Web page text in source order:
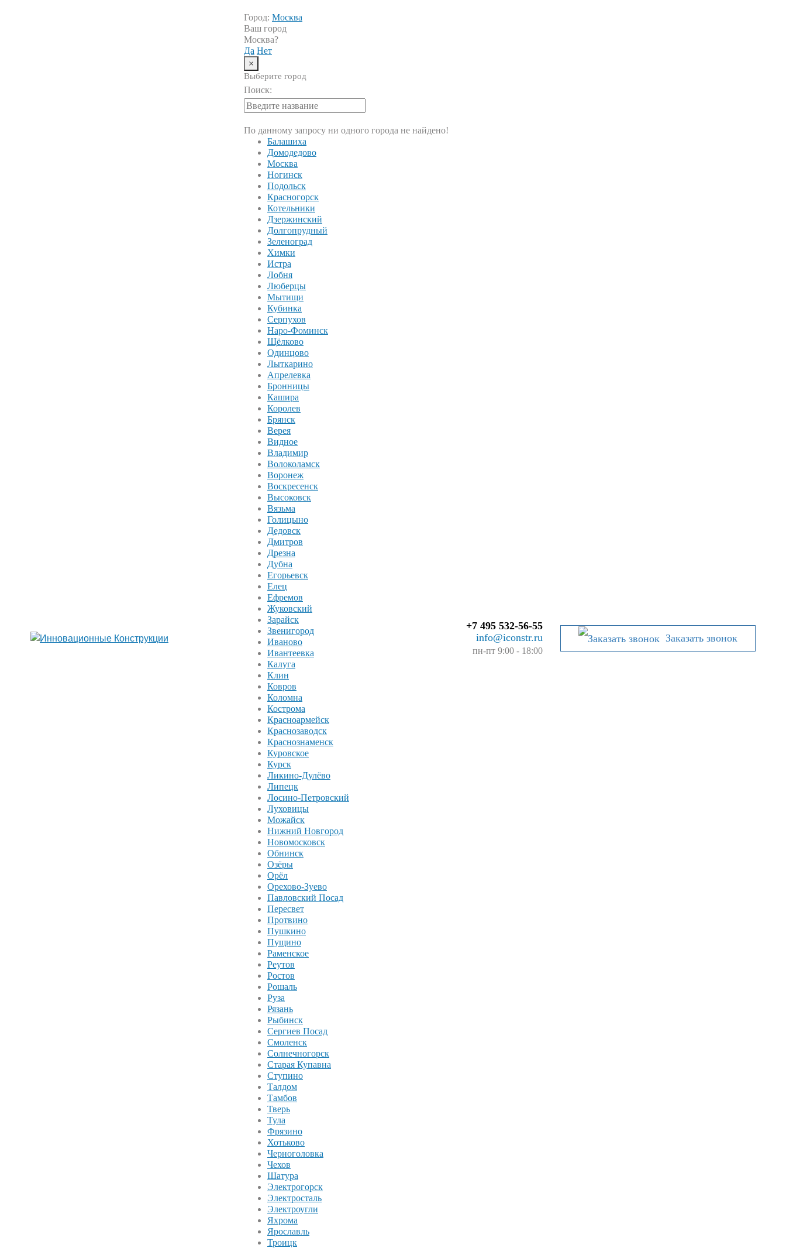
Город: Москва
Ваш город
Москва?
Да Нет
×
Выберите город
Поиск:
По данному запросу ни одного города не найдено!
Балашиха
Домодедово
Москва
Ногинск
Подольск
Красногорск
Котельники
Дзержинский
Долгопрудный
Зеленоград
Химки
Истра
Лобня
Люберцы
Мытищи
Кубинка
Серпухов
Наро-Фоминск
Щёлково
Одинцово
Лыткарино
Апрелевка
Бронницы
Кашира
Королев
Брянск
Верея
Видное
Владимир
Волоколамск
Воронеж
Воскресенск
Высоковск
Вязьма
Голицыно
Дедовск
Дмитров
Дрезна
Дубна
Егорьевск
Елец
Ефремов
Жуковский
Зарайск
Звенигород
Иваново
Ивантеевка
Калуга
Клин
Ковров
Коломна
Кострома
Красноармейск
Краснозаводск
Краснознаменск
Куровское
Курск
Ликино-Дулёво
Липецк
Лосино-Петровский
Луховицы
Можайск
Нижний Новгород
Новомосковск
Обнинск
Озёры
Орёл
Орехово-Зуево
Павловский Посад
Пересвет
Протвино
Пушкино
Пущино
Раменское
Реутов
Ростов
Рошаль
Руза
Рязань
Рыбинск
Сергиев Посад
Смоленск
Солнечногорск
Старая Купавна
Ступино
Талдом
Тамбов
Тверь
Тула
Фрязино
Хотьково
Черноголовка
Чехов
Шатура
Электрогорск
Электросталь
Электроугли
Яхрома
Ярославль
Троицк
+7 495 532-56-55
info@iconstr.ru
пн-пт 9:00 - 18:00
Заказать звонок